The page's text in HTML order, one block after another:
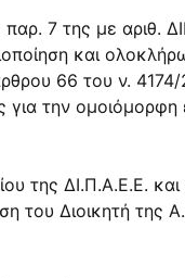
7 της με αριθ.
και
66 του ν.
για την
της ΔΙ.Π.Α.Ε.Ε.
του Διοικητή της